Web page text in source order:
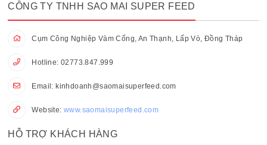
CÔNG TY TNHH SAO MAI SUPER FEED
Cụm Công Nghiệp Vàm Cống, An Thạnh, Lấp Vò, Đồng Tháp
Hotline:02773.847.999
Email:kinhdoanh@saomaisuperfeed.com
Website:www.saomaisuperfeed.com
HỖ TRỢ KHÁCH HÀNG